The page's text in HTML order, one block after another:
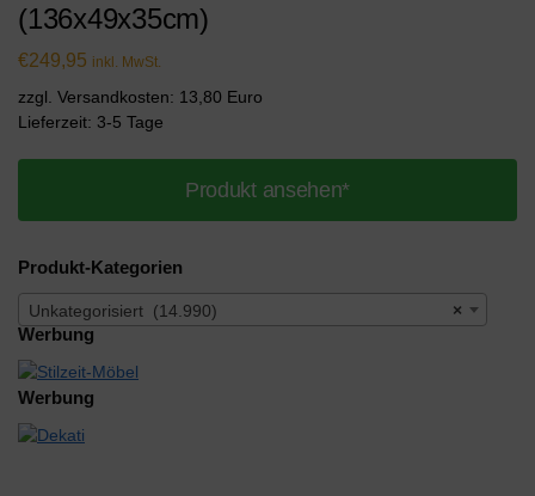
(136x49x35cm)
€249,95 inkl. MwSt.
zzgl. Versandkosten: 13,80 Euro
Lieferzeit: 3-5 Tage
Produkt ansehen*
Produkt-Kategorien
×
Unkategorisiert (14.990)
Werbung
Werbung